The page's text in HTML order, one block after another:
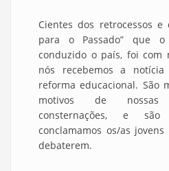
Cientes dos retrocessos e
para o Passado” que
conduzido o país, foi com
nós recebemos a
reforma educacional. São
motivos de nossas
consternações, e
conclamamos os/as
debaterem.